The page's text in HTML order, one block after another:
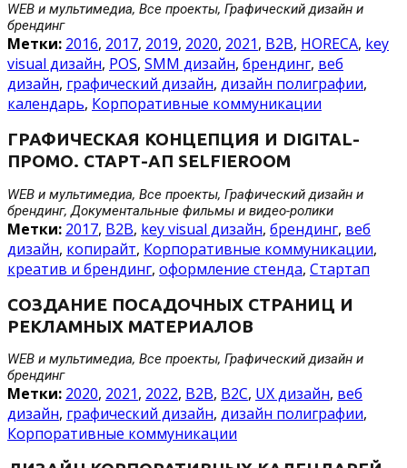
WEB и мультимедиа, Все проекты, Графический дизайн и
брендинг
Метки: 2016, 2017, 2019, 2020, 2021, B2B, HORECA, key
visual дизайн, POS, SMM дизайн, брендинг, веб
дизайн, графический дизайн, дизайн полиграфии,
календарь, Корпоративные коммуникации
ГРАФИЧЕСКАЯ КОНЦЕПЦИЯ И DIGITAL-
ПРОМО. СТАРТ-АП SELFIEROOM
WEB и мультимедиа, Все проекты, Графический дизайн и
брендинг, Документальные фильмы и видео-ролики
Метки: 2017, B2B, key visual дизайн, брендинг, веб
дизайн, копирайт, Корпоративные коммуникации,
креатив и брендинг, оформление стенда, Стартап
СОЗДАНИЕ ПОСАДОЧНЫХ СТРАНИЦ И
РЕКЛАМНЫХ МАТЕРИАЛОВ
WEB и мультимедиа, Все проекты, Графический дизайн и
брендинг
Метки: 2020, 2021, 2022, B2B, B2C, UX дизайн, веб
дизайн, графический дизайн, дизайн полиграфии,
Корпоративные коммуникации